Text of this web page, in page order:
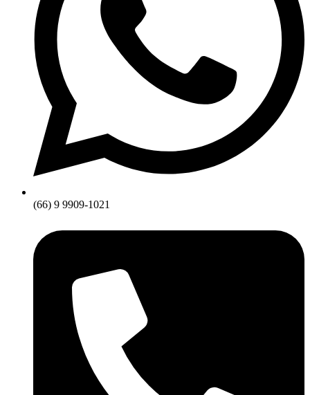
(66) 9 9909-1021